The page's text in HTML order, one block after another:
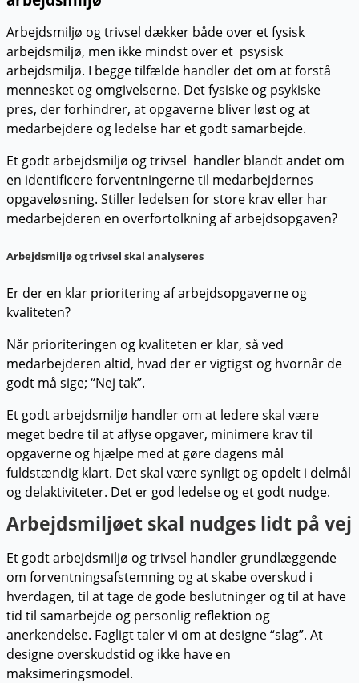
Arbejdsmiljø og trivsel dækker både over et fysisk
arbejdsmiljø, men ikke mindst over et psysisk
arbejdsmiljø. I begge tilfælde handler det om at forstå
mennesket og omgivelserne. Det fysiske og psykiske
pres, der forhindrer, at opgaverne bliver løst og at
medarbejdere og ledelse har et godt samarbejde.
Et godt arbejdsmiljø og trivsel handler blandt andet om
en identificere forventningerne til medarbejdernes
opgaveløsning. Stiller ledelsen for store krav eller har
medarbejderen en overfortolkning af arbejdsopgaven?
Arbejdsmiljø og trivsel skal analyseres
Er der en klar prioritering af arbejdsopgaverne og
kvaliteten?
Når prioriteringen og kvaliteten er klar, så ved
medarbejderen altid, hvad der er vigtigst og hvornår de
godt må sige; “Nej tak”.
Et godt arbejdsmiljø handler om at ledere skal være
meget bedre til at aflyse opgaver, minimere krav til
opgaverne og hjælpe med at gøre dagens mål
fuldstændig klart. Det skal være synligt og opdelt i delmål
og delaktiviteter. Det er god ledelse og et godt nudge.
Arbejdsmiljøet skal nudges lidt på vej
Et godt arbejdsmiljø og trivsel handler grundlæggende
om forventningsafstemning og at skabe overskud i
hverdagen, til at tage de gode beslutninger og til at have
tid til samarbejde og personlig reflektion og
anerkendelse. Fagligt taler vi om at designe “slag”. At
designe overskudstid og ikke have en
maksimeringsmodel.